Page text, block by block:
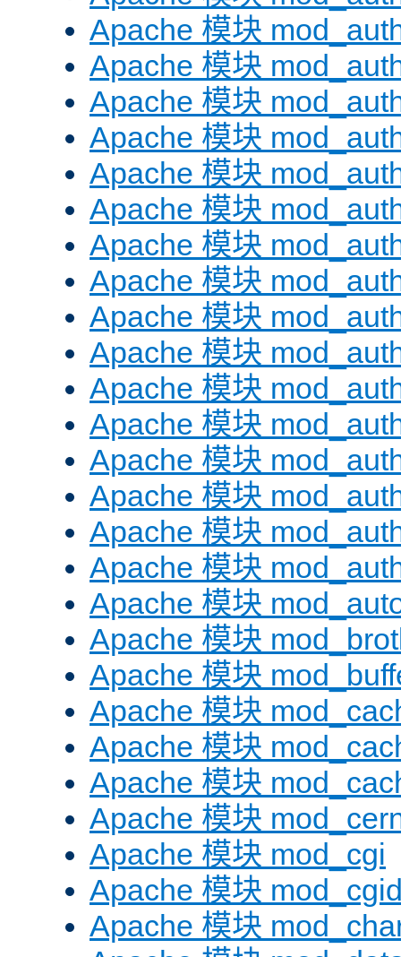
Apache 模块
Apache 模块
Apache 模块
Apache 模块
Apache 模块
Apache 模块
Apache 模块
Apache 模块
Apache 模块
Apache 模块
Apache 模块
Apache 模块
Apache 模块
Apache 模块
Apache 模块
Apache 模块
Apache 模块
Apache 模块
Apache 模块
Apache 模块
Apache 模块
Apache 模块
Apache 模块
Apache 模块 mod_cgi
Apache 模块
Apache 模块